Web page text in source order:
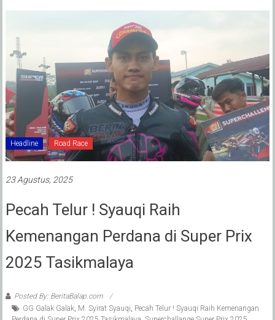
Headline Road Race
23 Agustus, 2025
Pecah Telur ! Syauqi Raih
Kemenangan Perdana di Super Prix
2025 Tasikmalaya
Posted By: BeritaBalap.com
GG Galak Galak, M. Syirat Syauqi Pecah Telur ! Syauqi Raih Kemenangan